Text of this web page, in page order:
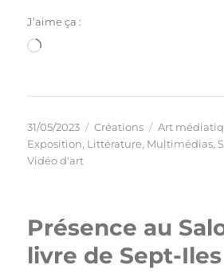
J’aime ça :
Chargement…
Publié
le
31/05/2023 Catégories
Créations Étiquettes
Art
Exposition, Littérature, Multimédias,
Vidéo d'art
Présence au
livre de Sept-Iles